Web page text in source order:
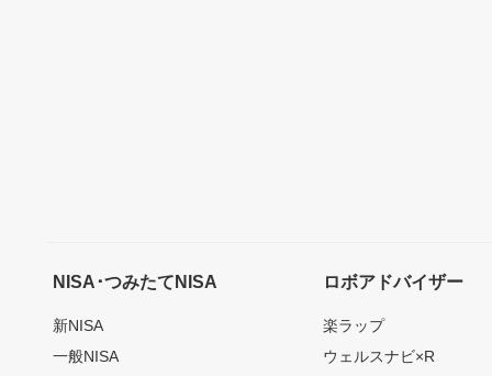
NISA･つみたてNISA
新NISA
一般NISA
ロボアドバイザー
楽ラップ
ウェルスナビ×R